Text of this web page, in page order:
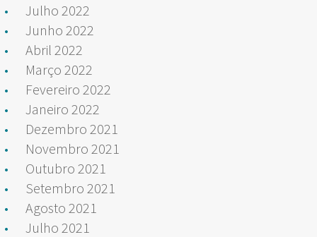
Julho 2022
Junho 2022
Abril 2022
Março 2022
Fevereiro 2022
Janeiro 2022
Dezembro 2021
Novembro 2021
Outubro 2021
Setembro 2021
Agosto 2021
Julho 2021